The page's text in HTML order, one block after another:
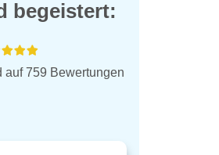
begeistert:
auf 759 Bewertungen